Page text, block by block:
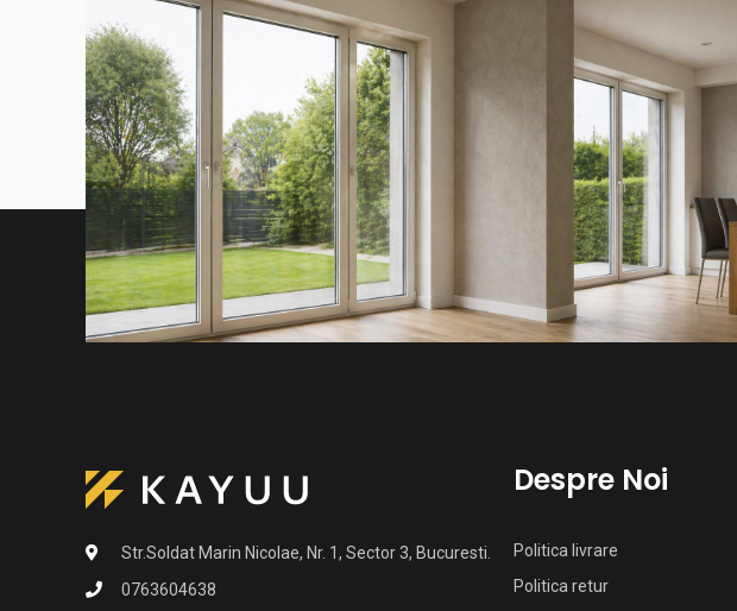
Str.Soldat Marin Nicolae, Nr. 1, Sector 3, Bucuresti.
0763604638
Despre Noi
Politica livrare
Politica retur